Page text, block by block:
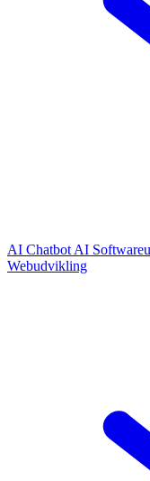
AI Chatbot AI
Webudvikling